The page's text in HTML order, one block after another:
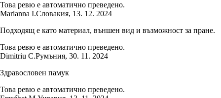
Това ревю е автоматично преведено.
Marianna I.Словакия, 13. 12. 2024
Подходящ е като материал, външен вид и възможност за пране.
Това ревю е автоматично преведено.
Dimitriu C.Румъния, 30. 11. 2024
Здравословен памук
Това ревю е автоматично преведено.